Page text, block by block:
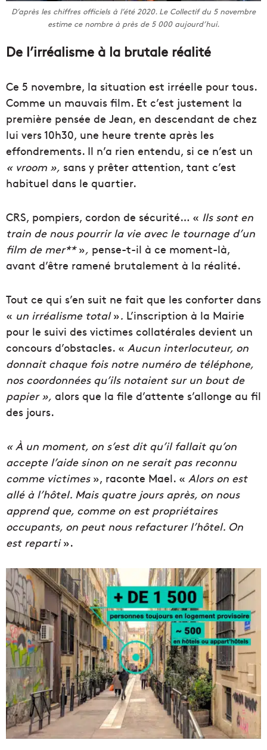
D’après les chiffres officiels à l’été 2020. Le Collectif du 5 novembre
estime ce nombre à près de 5 000 aujourd’hui.
De l’irréalisme à la brutale réalité
Ce 5 novembre, la situation est irréelle pour tous.
Comme un mauvais film. Et c’est justement la
première pensée de Jean, en descendant de chez
lui vers 10h30, une heure trente après les
effondrements. Il n’a rien entendu, si ce n’est un
« vroom », sans y prêter attention, tant c’est
habituel dans le quartier.
CRS, pompiers, cordon de sécurité… « Ils sont en
train de nous pourrir la vie avec le tournage d’un
film de mer**», pense-t-il à ce moment-là,
avant d’être ramené brutalement à la réalité.
Tout ce qui s’en suit ne fait que les conforter dans
« un irréalisme total». L’inscription à la Mairie
pour le suivi des victimes collatérales devient un
concours d’obstacles. « Aucun interlocuteur, on
donnait chaque fois notre numéro de téléphone,
nos coordonnées qu’ils notaient sur un bout de
papier», alors que la file d’attente s’allonge au fil
des jours.
«À un moment, on s’est dit qu’il fallait qu’on
accepte l’aide sinon on ne serait pas reconnu
comme victimes », raconte Mael. « Alors on est
allé à l’hôtel. Mais quatre jours après, on nous
apprend que, comme on est propriétaires
occupants, on peut nous refacturer l’hôtel. On
est reparti».